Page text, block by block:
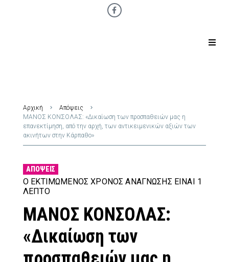
Αρχική
Απόψεις
ΜΑΝΟΣ ΚΟΝΣΟΛΑΣ: «Δικαίωση των προσπαθειών μας η
επανεκτίμηση, από την αρχή, των αντικειμενικών αξιών των
ακινήτων στην Κάρπαθο»
ΑΠΌΨΕΙΣ
Ο ΕΚΤΙΜΏΜΕΝΟΣ ΧΡΌΝΟΣ ΑΝΆΓΝΩΣΗΣ ΕΊΝΑΙ 1
ΛΕΠΤΌ
ΜΑΝΟΣ ΚΟΝΣΟΛΑΣ:
«Δικαίωση των